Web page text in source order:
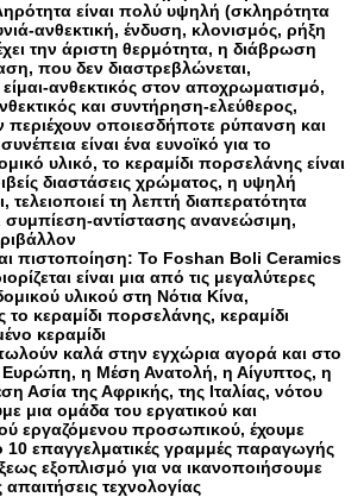
είναι πολύ υψηλή (σκληρότητα
ανθεκτική, ένδυση, κλονισμός, ρήξη
την άριστη θερμότητα, η διάβρωση
που δεν διαστρεβλώνεται,
ανθεκτικός στον αποχρωματισμό,
και συντήρηση-ελεύθερος,
περιέχουν οποιεσδήποτε ρύπανση και
είναι ένα ευνοϊκό για το
υλικό, το κεραμίδι πορσελάνης είναι
διαστάσεις χρώματος, η υψηλή
τελειοποιεί τη λεπτή διαπερατότητα
συμπίεση-αντίστασης ανανεώσιμη,
πιστοποίηση: Το Foshan Boli Ceramics
είναι μια από τις μεγαλύτερες
υλικού στη Νότια Κίνα,
κεραμίδι πορσελάνης, κεραμίδι
κεραμίδι
καλά στην εγχώρια αγορά και στο
η Μέση Ανατολή, η Αίγυπτος, η
Ασία της Αφρικής, της Ιταλίας, νότου
μια ομάδα του εργατικού και
εργαζόμενου προσωπικού, έχουμε
10 επαγγελματικές γραμμές παραγωγής
εξοπλισμό για να ικανοποιήσουμε
απαιτήσεις τεχνολογίας